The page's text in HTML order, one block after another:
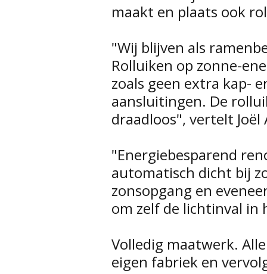
maakt en plaats ook
"Wij blijven als
Rolluiken op zonne-
zoals geen extra kap-
aansluitingen. De
draadloos", vertelt
"Energiebesparend
automatisch dicht bij
zonsopgang en
om zelf de lichtinval in
Volledig maatwerk.
eigen fabriek en